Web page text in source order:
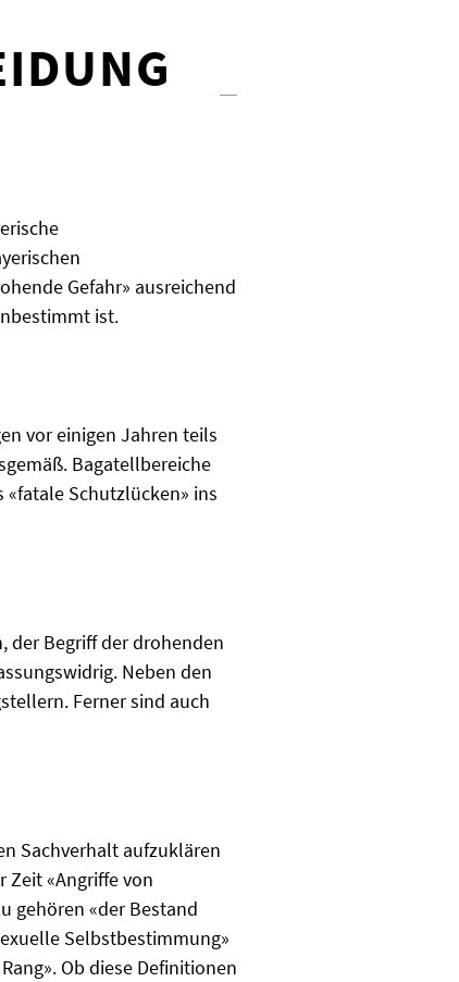
Gefahr» ausreichend
ist.
vor einigen Jahren teils
Bagatellbereiche
Schutzlücken» ins
der Begriff der drohenden
Neben den
Ferner sind auch
Sachverhalt aufzuklären
Zeit «Angriffe von
gehören «der Bestand
Selbstbestimmung»
Ob diese Definitionen